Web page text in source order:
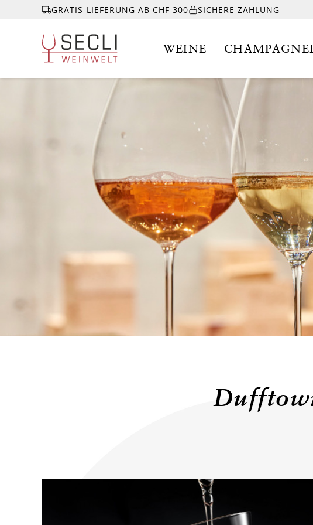
GRATIS-LIEFERUNG AB CHF 300 SICHERE ZAHLUNG
WEINE
CHAMPAGNER
ÜBER UNS